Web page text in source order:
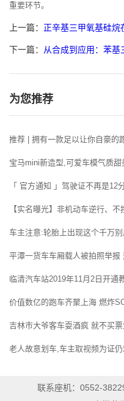
重要环节。
上一篇： 正辛基三甲氧基硅烷
下一篇： 从合成到应用：苯
为您推荐
推荐 | 拥有一款足以让你自豪的
宝马mini新造型,可爱车模气质
「 官方通知 」驾驶证不再是12
【实名曝光】非机动车逆行、
车主注意:轮胎上出现这个千万
平潭一货车车厢载人被拍照举报
临清汽车站2019年11月2日开通
价值数亿的跑车齐聚上海 燃炸
吉林市大爷客车耍酒疯 就不买
老人故意划车,车主取视频为证
联系座机：0552-